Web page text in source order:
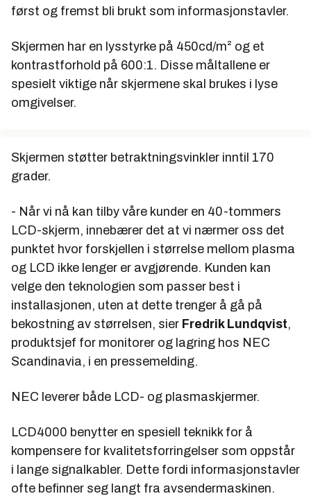
først og fremst bli brukt som informasjonstavler.
Skjermen har en lysstyrke på 450cd/m² og et
kontrastforhold på 600:1. Disse måltallene er
spesielt viktige når skjermene skal brukes i lyse
omgivelser.
Skjermen støtter betraktningsvinkler inntil 170
grader.
- Når vi nå kan tilby våre kunder en 40-tommers
LCD-skjerm, innebærer det at vi nærmer oss det
punktet hvor forskjellen i størrelse mellom plasma
og LCD ikke lenger er avgjørende. Kunden kan
velge den teknologien som passer best i
installasjonen, uten at dette trenger å gå på
bekostning av størrelsen, sier Fredrik Lundqvist,
produktsjef for monitorer og lagring hos NEC
Scandinavia, i en pressemelding.
NEC leverer både LCD- og plasmaskjermer.
LCD4000 benytter en spesiell teknikk for å
kompensere for kvalitetsforringelser som oppstår
i lange signalkabler. Dette fordi informasjonstavler
ofte befinner seg langt fra avsendermaskinen.